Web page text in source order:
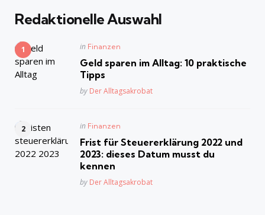
Redaktionelle Auswahl
Posted
in Finanzen
Geld sparen im Alltag: 10 praktische
Tipps
Posted
by Der Alltagsakrobat
Posted
in Finanzen
Frist für Steuererklärung 2022 und
2023: dieses Datum musst du
kennen
Posted
by Der Alltagsakrobat